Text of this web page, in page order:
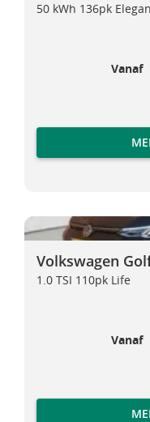
50 kWh 136pk
Vanaf
Volkswagen Golf
Volkswagen
1.0 TSI 110pk Life
Vanaf